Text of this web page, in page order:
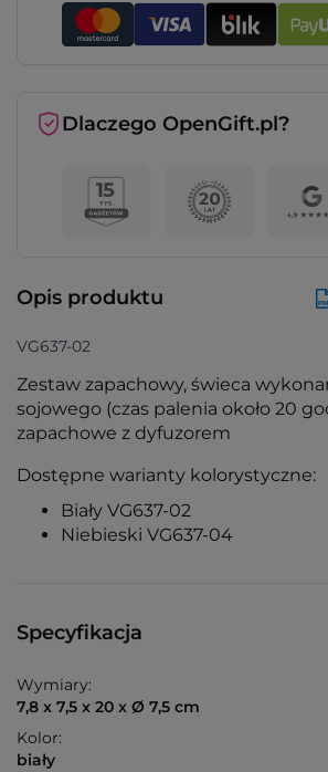
Dlaczego OpenGift.pl?
Opis produktu
VG637-02
Zestaw zapachowy, świeca
sojowego (czas palenia około 20
zapachowe z dyfuzorem
Dostępne warianty kolorystyczne:
Biały VG637-02
Niebieski VG637-04
Specyfikacja
Wymiary:
7,8 x 7,5 x 20 x Ø 7,5 cm
Kolor:
biały